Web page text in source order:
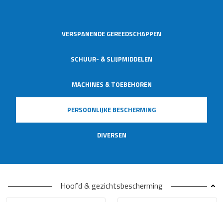
VERSPANENDE GEREEDSCHAPPEN
SCHUUR- & SLIJPMIDDELEN
MACHINES & TOEBEHOREN
PERSOONLIJKE BESCHERMING
DIVERSEN
Hoofd & gezichtsbescherming